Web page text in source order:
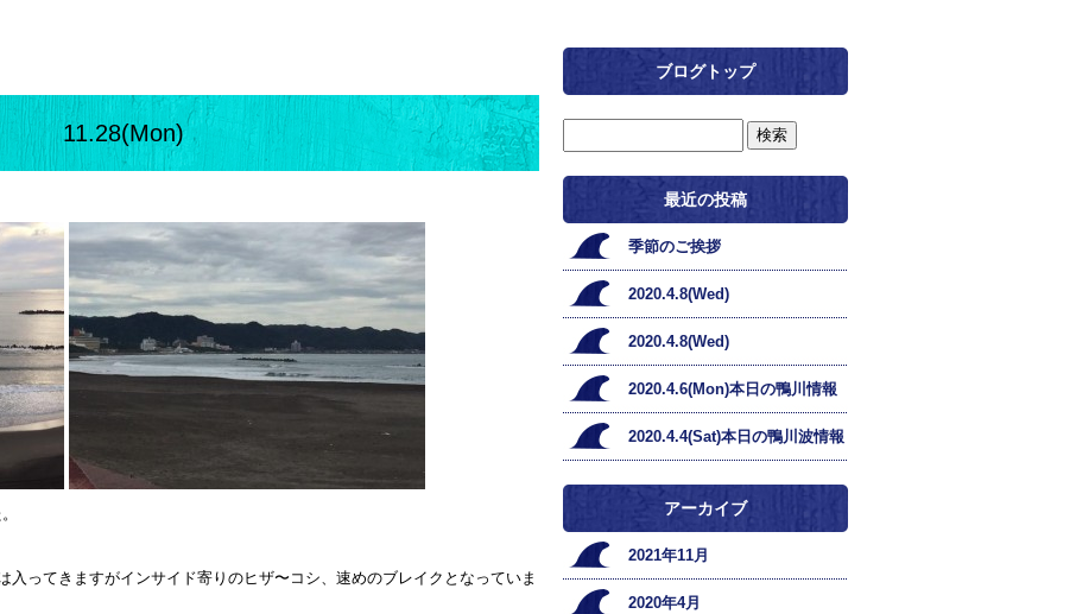
11.28(Mon)
入ってきますがインサイド寄りのヒザ〜コシ、速めのブレイクとなっていま
ブログトップ
最近の投稿
季節のご挨拶
2020.4.8(Wed)
2020.4.8(Wed)
2020.4.6(Mon)本日の鴨川情報
2020.4.4(Sat)本日の鴨川波情報
アーカイブ
2021年11月
2020年4月